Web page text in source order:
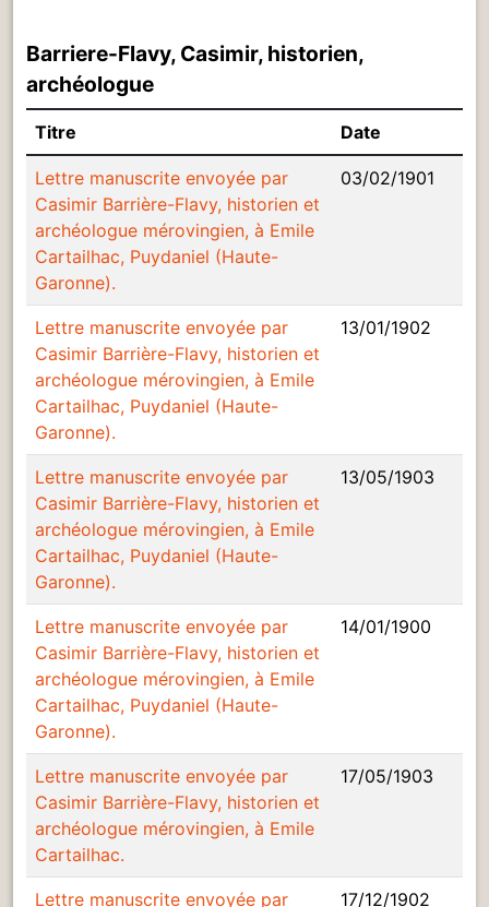
Barriere-Flavy, Casimir, historien,
archéologue
Titre Date
Lettre manuscrite envoyée par
Casimir Barrière-Flavy, historien et
archéologue mérovingien, à Emile
Cartailhac, Puydaniel (Haute-
Garonne).
03/02/1901
Lettre manuscrite envoyée par
Casimir Barrière-Flavy, historien et
archéologue mérovingien, à Emile
Cartailhac, Puydaniel (Haute-
Garonne).
13/01/1902
Lettre manuscrite envoyée par
Casimir Barrière-Flavy, historien et
archéologue mérovingien, à Emile
Cartailhac, Puydaniel (Haute-
Garonne).
13/05/1903
Lettre manuscrite envoyée par
Casimir Barrière-Flavy, historien et
archéologue mérovingien, à Emile
Cartailhac, Puydaniel (Haute-
Garonne).
14/01/1900
Lettre manuscrite envoyée par
Casimir Barrière-Flavy, historien et
archéologue mérovingien, à Emile
Cartailhac.
17/05/1903
Lettre manuscrite envoyée par
17/12/1902